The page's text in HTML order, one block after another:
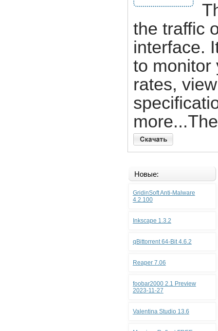
the traffic
interface.
to monitor
rates,
Новые:
GridinSoft Anti-Malware
4.2.100
Inkscape 1.3.2
qBittorrent 64-Bit 4.6.2
Reaper 7.06
foobar2000 2.1 Preview
2023-11-27
Valentina Studio 13.6